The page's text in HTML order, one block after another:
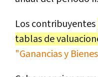
Los contribuyentes
tablas de
"Ganancias y